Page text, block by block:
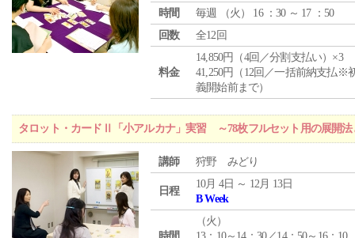
時間
毎週 （火 ） 16 ：30 ～ 17 ：50
回数
全12回
料金
14,850円（4回／分割支払い）×3
41,250円（12回／一括前納支払※
義開始前まで）
タロット・カードⅡ「小アルカナ」実習 ～78枚フルセット用の展開法
講師 狩野 みどり
日程
10月 4日 ～ 12月 13日
B Week
（火 ）